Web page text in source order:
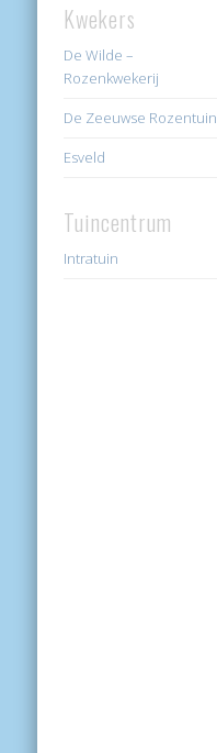
Kwekers
De Wilde –
Rozenkwekerij
De Zeeuwse Rozentuin
Esveld
Tuincentrum
Intratuin